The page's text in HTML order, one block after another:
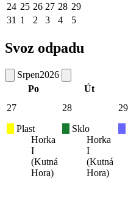
24 25 26 27 28 29
31 1 2 3 4 5
Svoz odpadu
Srpen2026
Po
Út
27
Plast
Horka
I
(Kutná
Hora)
28
Sklo
Horka
I
(Kutná
Hora)
29